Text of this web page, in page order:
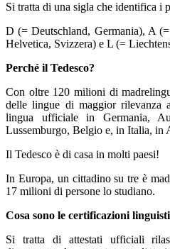
Si tratta di una sigla che identifica i
D (= Deutschland, Germania), A
Helvetica, Svizzera) e L (=
Perché il Tedesco?
Con oltre 120 milioni di
delle lingue di maggior rilevanza
lingua ufficiale in Germania,
Lussemburgo, Belgio e, in Italia, in
Il Tedesco è di casa in molti paesi!
In Europa, un cittadino su tre è
17 milioni di persone lo studiano.
Cosa sono le certificazioni
Si tratta di attestati ufficiali